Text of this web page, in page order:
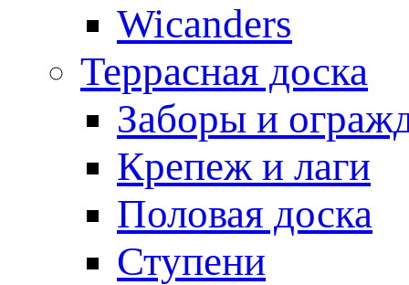
Wicanders
Террасная доска
Заборы и
Крепеж и лаги
Половая доска
Ступени